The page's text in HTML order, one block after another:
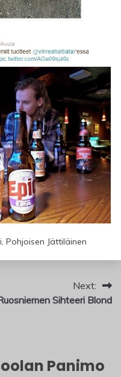
, Pohjoisen Jättiläinen
Next:
Sihteeri Blond
Panimo